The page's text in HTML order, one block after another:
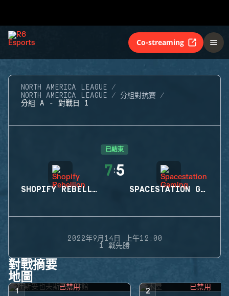
Co-streaming
NORTH AMERICA LEAGUE
NORTH AMERICA LEAGUE
分組對抗賽
分組 A - 對戰日 1
已結束
SHOPIFY REBELLION
7:5
SPACESTATION GAMING
2022年9月14日 上午12:00
1 戰先勝
對戰摘要
地圖
1 已禁用 2 已禁用